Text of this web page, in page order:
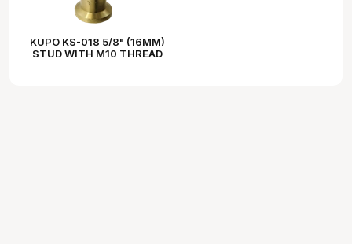
KUPO KS-018 5/8" (16MM)
STUD WITH M10 THREAD